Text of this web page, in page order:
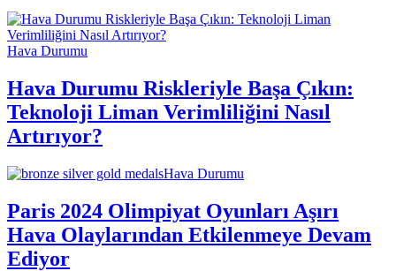
Hava Durumu
Hava Durumu Riskleriyle Başa Çıkın:
Teknoloji Liman Verimliliğini Nasıl
Artırıyor?
Hava Durumu
Paris 2024 Olimpiyat Oyunları Aşırı
Hava Olaylarından Etkilenmeye Devam
Ediyor